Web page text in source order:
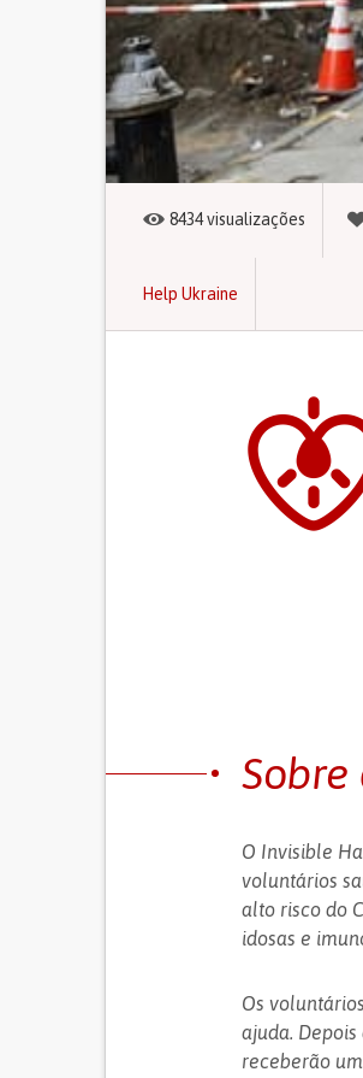
8434visualizações
Help Ukraine
O Invisible
voluntários
alto risco do
idosas e
Os
ajuda.
receberão